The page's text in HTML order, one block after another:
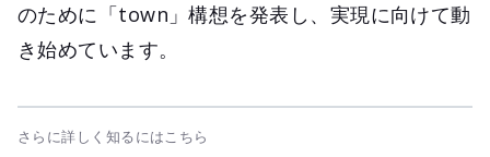
のために「town」構想を発表し、実現に向けて動
き始めています。
さらに詳しく知るにはこちら